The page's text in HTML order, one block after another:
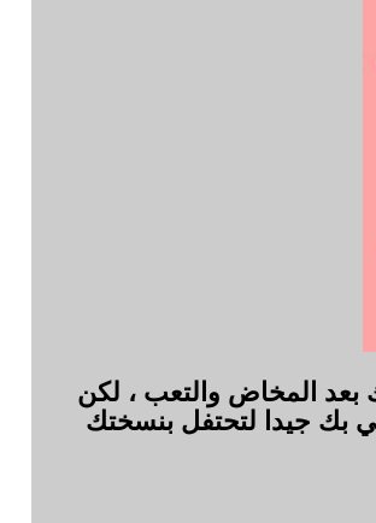
بعد المخاض والتعب ، لكن
بك جيدا لتحتفل بنسختك